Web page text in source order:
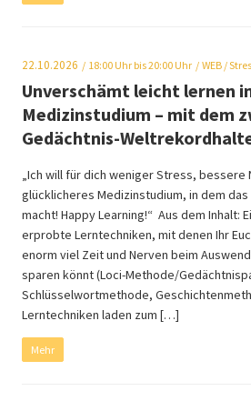
22.10.2026 18:00 Uhr bis 20:00 Uhr WEB /
Unverschämt leicht lernen
Medizinstudium – mit dem
Gedächtnis-
„Ich will für dich weniger Stress, bessere
glücklicheres Medizinstudium, in dem
macht! Happy Learning!“ Aus dem Inhalt:
erprobte Lerntechniken, mit denen Ihr
enorm viel Zeit und Nerven beim
sparen könnt (Loci-Methode/
Schlüsselwortmethode,
Lerntechniken laden zum […]
Mehr